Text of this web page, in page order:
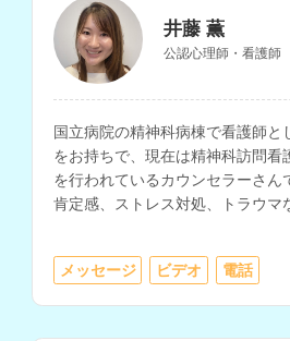
井藤 薫
公認心理師・看護師
国立病院の精神科病棟で看護師と
をお持ちで、現在は精神科訪問看
を行われているカウンセラーさん
肯定感、ストレス対処、トラウマ
メッセージ ビデオ 電話